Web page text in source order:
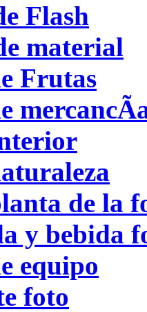
Flash
material
Frutas
de la
y bebida
equipo
foto